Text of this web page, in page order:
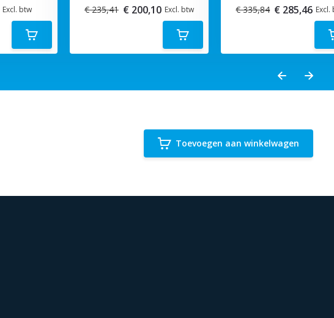
Excl. btw
€ 235,41 € 200,10 Excl. btw
€ 335,84 € 285,46 Excl.
Toevoegen aan winkelwagen